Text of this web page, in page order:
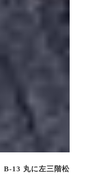
B-13 丸に左三階松